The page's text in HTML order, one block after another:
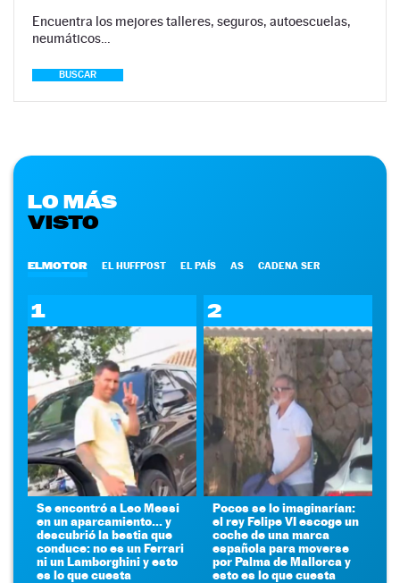
Encuentra los mejores talleres, seguros, autoescuelas,
neumáticos…
BUSCAR
LO MÁS
VISTO
ELMOTOR EL HUFFPOST EL PAÍS AS CADENA SER
1
Se encontró a Leo Messi
en un aparcamiento... y
descubrió la bestia que
conduce: no es un Ferrari
ni un Lamborghini y esto
es lo que cuesta
2
Pocos se lo imaginarían:
el rey Felipe VI escoge un
coche de una marca
española para moverse
por Palma de Mallorca y
esto es lo que cuesta